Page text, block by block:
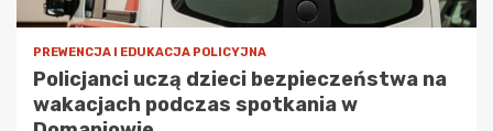
PREWENCJA I EDUKACJA POLICYJNA
Policjanci uczą dzieci bezpieczeństwa na
wakacjach podczas spotkania w